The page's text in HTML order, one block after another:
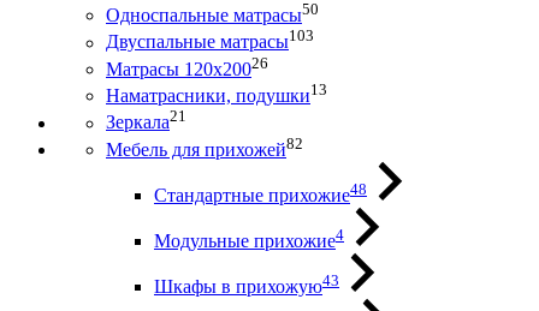
Односпальные матрасы50
Двуспальные матрасы103
Матрасы 120х20026
Наматрасники, подушки13
Зеркала21
Мебель для прихожей82
Стандартные прихожие48
Модульные прихожие4
Шкафы в прихожую43